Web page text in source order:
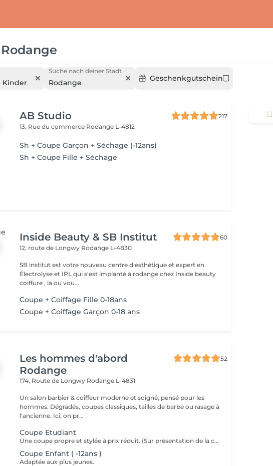
Rodange
Kinder
Suche nach deiner Stadt
Rodange Geschenkgutschein
AB Studio
217
13, Rue du commerce Rodange L-4812
Sh + Coupe Garçon + Séchage (-12ans)
Sh + Coupe Fille + Séchage
Inside Beauty & SB Institut
60
12, route de Longwy Rodange L-4830
SB institut est votre nouveau centre d esthétique et expert en
Électrolyse et IPL qui s'est implanté à rodange chez Inside beauty
coiffure , la ou vou...
Coupe + Coiffage Fille 0-18ans
Coupe + Coiffage Garçon 0-18 ans
Les hommes d'abord
Rodange
52
174, Route de Longwy Rodange L-4831
Un salon barbier & coiffeur moderne et soigné, pensé pour les
hommes. Dégradés, coupes classiques, tailles de barbe ou rasage à
l'ancienne. Ici, on pr...
Coupe Etudiant
Une coupe propre et stylée à prix réduit. (Sur présentation de la carte étudiante.
Coupe Enfant ( -12ans )
Adaptée aux plus jeunes.